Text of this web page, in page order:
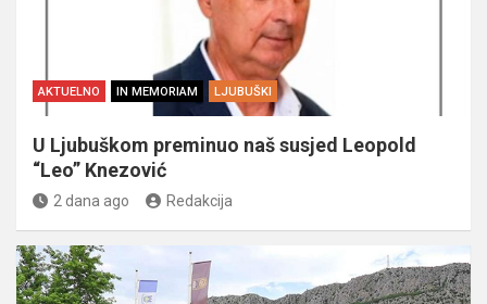
AKTUELNO IN MEMORIAM LJUBUŠKI
U Ljubuškom preminuo naš susjed Leopold
“Leo” Knezović
2 dana ago Redakcija